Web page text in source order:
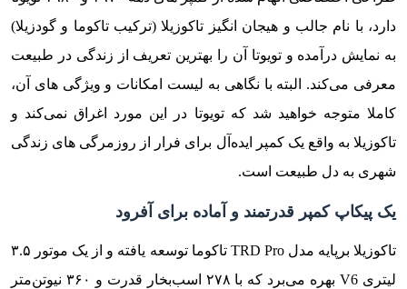
دارد، با نام جالب و هیجان انگیز تاکوزیلا (ترکیب تاکوما و گودزیلا)
به نمایش درآمده و تویوتا آن را بهترین تعریف از زندگی در طبیعت
معرفی می‌کند. البته با نگاهی به لیست امکانات و ویژگی های آن،
کاملا متوجه خواهید شد که تویوتا در این مورد اغراق نمی‌کند و
تاکوزیلا به واقع یک کمپر ایده‌آل برای فرار از روزمرگی های زندگی
شهری به دل طبیعت است.
یک پیکاپ کمپر قدرتمند و آماده برای آفرود
تاکوزیلا برپایه مدل TRD Pro تاکوما توسعه یافته و از یک موتور ۳.۵
لیتری V6 بهره می‌برد که با ۲۷۸ اسب‌بخار قدرت و ۳۶۰ نیوتن‌متر